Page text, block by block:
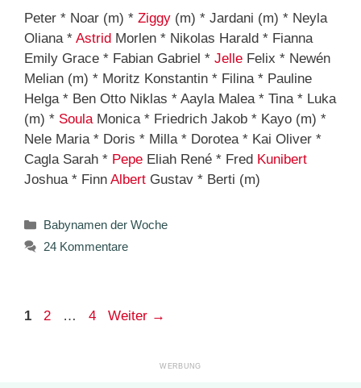
Peter * Noar (m) * Ziggy (m) * Jardani (m) * Neyla
Oliana * Astrid Morlen * Nikolas Harald * Fianna
Emily Grace * Fabian Gabriel * Jelle Felix * Newén
Melian (m) * Moritz Konstantin * Filina * Pauline
Helga * Ben Otto Niklas * Aayla Malea * Tina * Luka
(m) * SoulaMonica * Friedrich Jakob * Kayo (m) *
Nele Maria * Doris * Milla * Dorotea * Kai Oliver *
Cagla Sarah * Pepe Eliah René * Fred Kunibert
Joshua * Finn Albert Gustav * Berti (m)
Kategorien
Babynamen der Woche
24 Kommentare
Seite
1 Seite
2 … Seite
4 Weiter →